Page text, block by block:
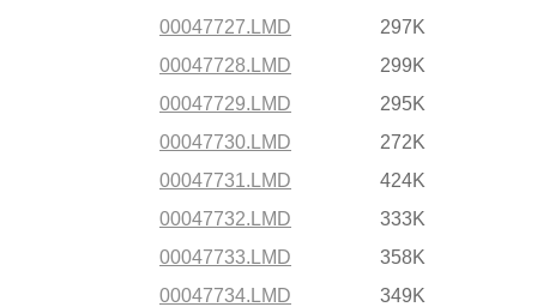
00047727.LMD
297K
00047728.LMD
299K
00047729.LMD
295K
00047730.LMD
272K
00047731.LMD
424K
00047732.LMD
333K
00047733.LMD
358K
00047734.LMD
349K